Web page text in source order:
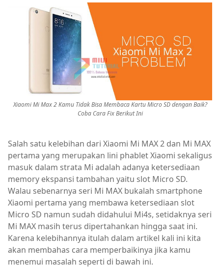
Xiaomi Mi Max 2 Kamu Tidak Bisa Membaca Kartu Micro SD dengan Baik?
Coba Cara Fix Berikut Ini
Salah satu kelebihan dari Xiaomi Mi MAX 2 dan Mi MAX
pertama yang merupakan lini phablet Xiaomi sekaligus
masuk dalam strata Mi adalah adanya ketersediaan
memory ekspansi tambahan yaitu slot Micro SD.
Walau sebenarnya seri Mi MAX bukalah smartphone
Xiaomi pertama yang membawa ketersediaan slot
Micro SD namun sudah didahului Mi4s, setidaknya seri
Mi MAX masih terus dipertahankan hingga saat ini.
Karena kelebihannya itulah dalam artikel kali ini kita
akan membahas cara memperbaikinya jika kamu
menemui masalah seperti di bawah ini.